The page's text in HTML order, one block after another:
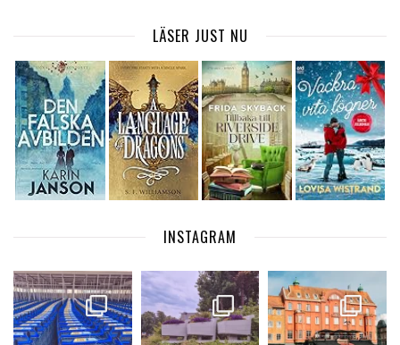
LÄSER JUST NU
INSTAGRAM